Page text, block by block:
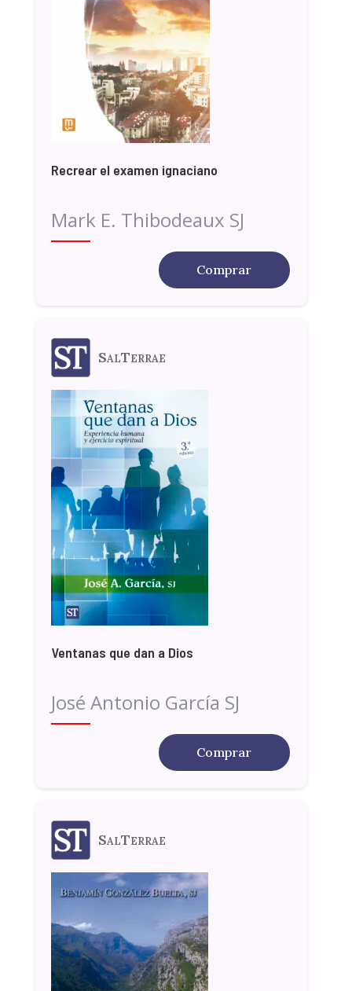
Recrear el examen ignaciano
Mark E. Thibodeaux SJ
Comprar
SalTerrae
Ventanas que dan a Dios
José Antonio García SJ
Comprar
SalTerrae